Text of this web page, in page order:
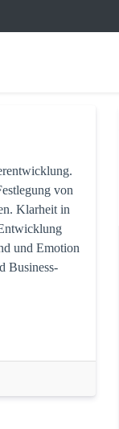
von
Klarheit in
und Emotion
Business-